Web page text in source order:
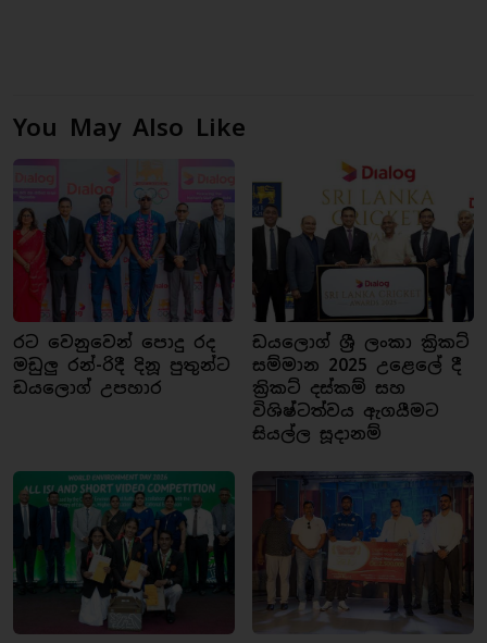
You May Also Like
රට වෙනුවෙන් පොදු රද
මඩුලු රන්-රිදී දිනූ පුතුන්ට
ඩයලොග් උපහාර
ඩයලොග් ශ්‍රී ලංකා ක්‍රිකට්
සම්මාන 2025 උළෙලේ දී
ක්‍රිකට් දස්කම් සහ
විශිෂ්ටත්වය ඇගයීමට
සියල්ල සූදානම්